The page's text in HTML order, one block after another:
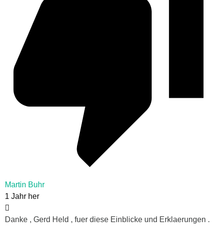
Martin Buhr
1 Jahr her
Danke , Gerd Held , fuer diese Einblicke und Erklaerungen .